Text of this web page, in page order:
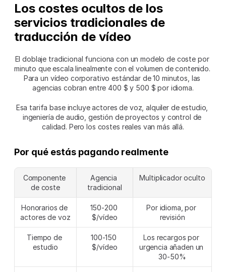
Los costes ocultos de los
servicios tradicionales de
traducción de vídeo
El doblaje tradicional funciona con un modelo de coste por
minuto que escala linealmente con el volumen de contenido.
Para un vídeo corporativo estándar de 10 minutos, las
agencias cobran entre 400 $ y 500 $ por idioma.
Esa tarifa base incluye actores de voz, alquiler de estudio,
ingeniería de audio, gestión de proyectos y control de
calidad. Pero los costes reales van más allá.
Por qué estás pagando realmente
Componente
de coste
Agencia
tradicional
Multiplicador oculto
Honorarios de
actores de voz
150-200
$/vídeo
Por idioma, por
revisión
Tiempo de
estudio
100-150
$/vídeo
Los recargos por
urgencia añaden un
30-50%